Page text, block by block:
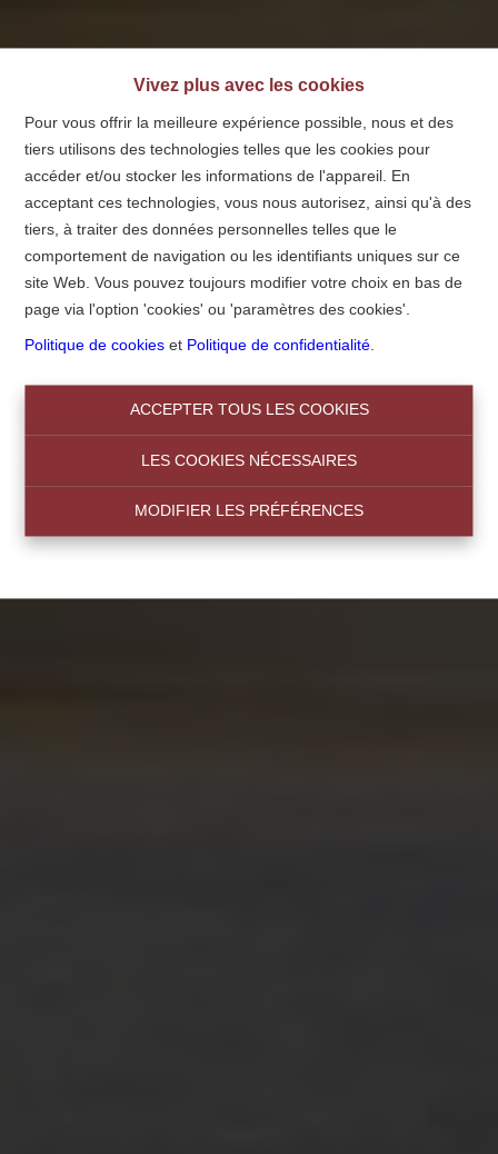
Vivez plus avec les cookies
Pour vous offrir la meilleure expérience possible, nous et des
tiers utilisons des technologies telles que les cookies pour
accéder et/ou stocker les informations de l'appareil. En
acceptant ces technologies, vous nous autorisez, ainsi qu'à des
tiers, à traiter des données personnelles telles que le
comportement de navigation ou les identifiants uniques sur ce
site Web. Vous pouvez toujours modifier votre choix en bas de
page via l'option 'cookies' ou 'paramètres des cookies'.
Politique de cookies et Politique de confidentialité.
ACCEPTER TOUS LES COOKIES
LES COOKIES NÉCESSAIRES
MODIFIER LES PRÉFÉRENCES
Central Immo
Notre devise :